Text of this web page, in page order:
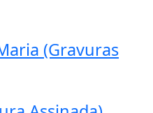
(Gravuras